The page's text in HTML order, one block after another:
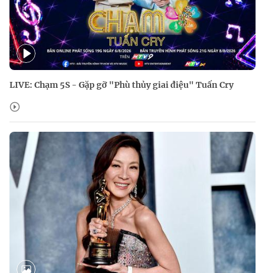
LIVE: Chạm 5S - Gặp gỡ "Phù thủy giai điệu" Tuấn Cry